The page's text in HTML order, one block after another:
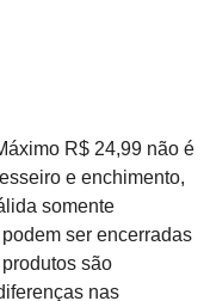
R$ 24,99 não é
e enchimento,
somente
ser encerradas
são
nas